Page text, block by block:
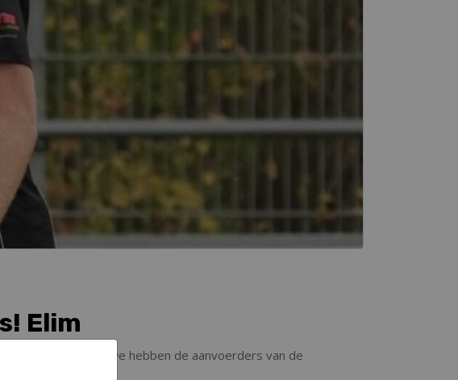
Elim
de bal rollen, we hebben de aanvoerders van de